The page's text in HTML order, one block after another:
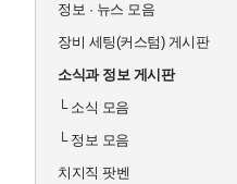
정보 · 뉴스 모음
장비 세팅(커스텀) 게시판
소식과 정보 게시판
└소식 모음
└정보 모음
치지직 팟벤